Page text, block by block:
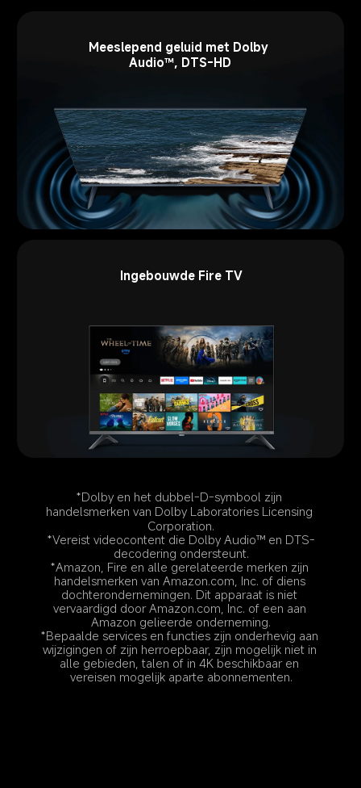
Meeslepend geluid met Dolby
Audio™, DTS-HD
Ingebouwde Fire TV
*Dolby en het dubbel-D-symbool zijn
handelsmerken van Dolby Laboratories Licensing
Corporation.
*Vereist videocontent die Dolby Audio™ en DTS-
decodering ondersteunt.
*Amazon, Fire en alle gerelateerde merken zijn
handelsmerken van Amazon.com, Inc. of diens
dochterondernemingen. Dit apparaat is niet
vervaardigd door Amazon.com, Inc. of een aan
Amazon gelieerde onderneming.
*Bepaalde services en functies zijn onderhevig aan
wijzigingen of zijn herroepbaar, zijn mogelijk niet in
alle gebieden, talen of in 4K beschikbaar en
vereisen mogelijk aparte abonnementen.